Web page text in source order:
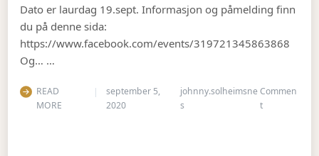
Dato er laurdag 19.sept. Informasjon og påmelding finn
du på denne sida:
https://www.facebook.com/events/319721345863868
Og… …
READ
MORE
september 5,
2020
johnny.solheimsne
s
Commen
ton Gubbetur